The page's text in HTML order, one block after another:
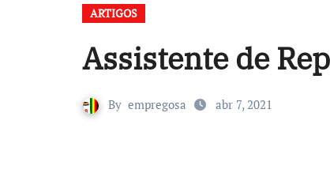
ARTIGOS
Assistente de
By empregosa abr 7, 2021